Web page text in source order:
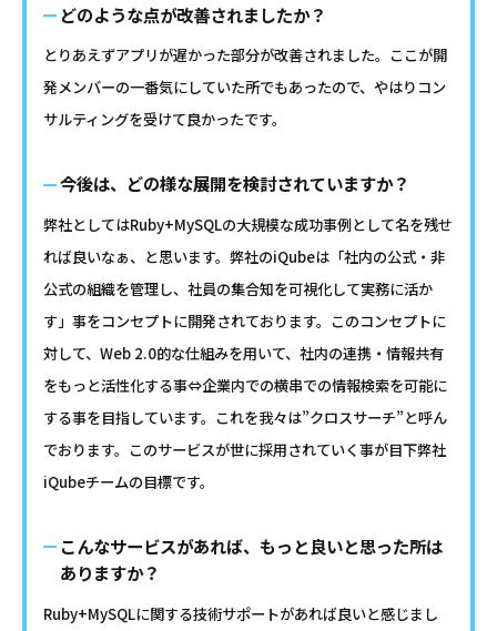
どのような点が改善されましたか？
とりあえずアプリが遅かった部分が改善されました。ここが開
発メンバーの一番気にしていた所でもあったので、やはりコン
サルティングを受けて良かったです。
今後は、どの様な展開を検討されていますか？
弊社としてはRuby+MySQLの大規模な成功事例として名を残せ
れば良いなぁ、と思います。弊社のiQubeは「社内の公式・非
公式の組織を管理し、社員の集合知を可視化して実務に活か
す」事をコンセプトに開発されております。このコンセプトに
対して、Web 2.0的な仕組みを用いて、社内の連携・情報共有
をもっと活性化する事⇔企業内での横串での情報検索を可能に
する事を目指しています。これを我々は”クロスサーチ”と呼ん
でおります。このサービスが世に採用されていく事が目下弊社
iQubeチームの目標です。
こんなサービスがあれば、もっと良いと思った所は
ありますか？
Ruby+MySQLに関する技術サポートがあれば良いと感じまし